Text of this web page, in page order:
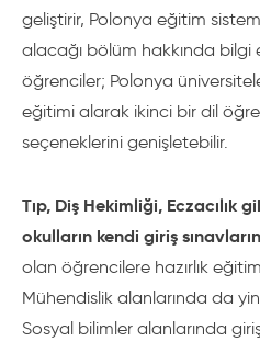
geliştirir, Polonya eğitim
alacağı bölüm hakkında bilgi
öğrenciler; Polonya
eğitimi alarak ikinci bir dil
seçeneklerini genişletebilir.
Tıp, Diş Hekimliği, Eczacılık
okulların kendi giriş
olan öğrencilere hazırlık
Mühendislik alanlarında da
Sosyal bilimler alanlarında